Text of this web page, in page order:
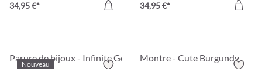
34,95 €* 34,95 €*
Nouveau
Parure de bijoux - Infinite Gold Montre - Cute Burgundy